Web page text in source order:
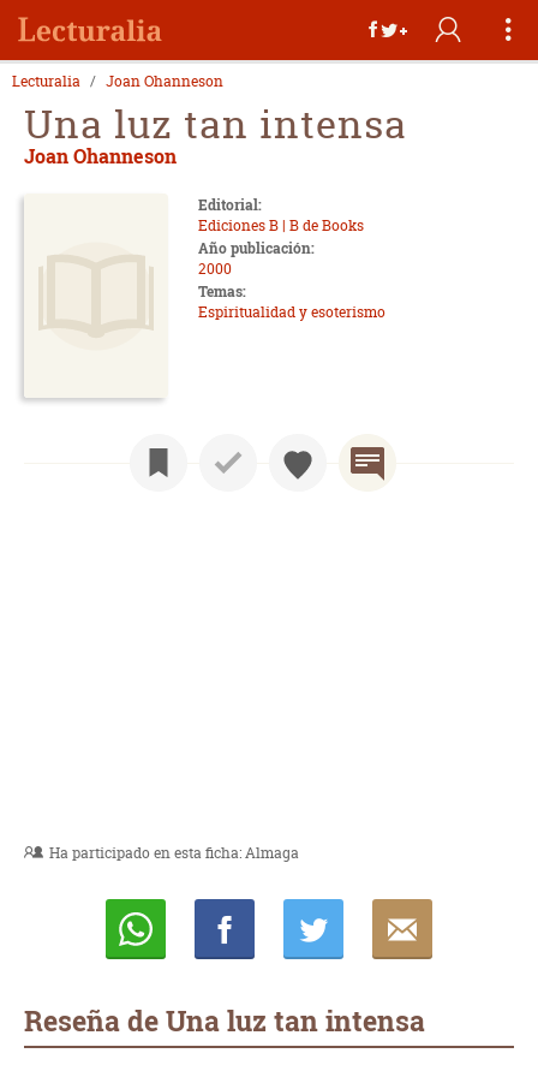
Lecturalia Joan Ohanneson
Una luz tan intensa
Joan Ohanneson
Editorial:
Ediciones B | B de Books
Año publicación:
2000
Temas:
Espiritualidad y esoterismo
Ha participado en esta ficha:Almaga
Reseña de Una luz tan intensa